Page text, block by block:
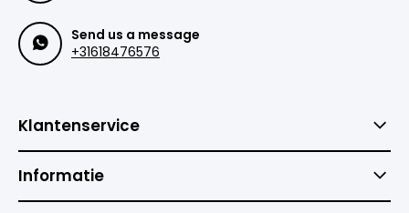
Send us a message
+31618476576
Klantenservice
Informatie